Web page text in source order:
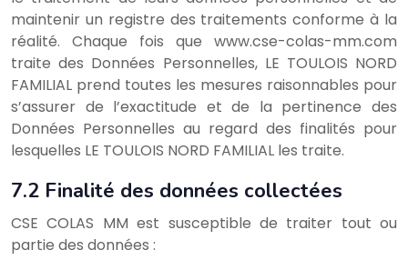
maintenir un registre des traitements conforme à la
réalité. Chaque fois que www.cse-colas-mm.com
traite des Données Personnelles, LE TOULOIS NORD
FAMILIAL prend toutes les mesures raisonnables pour
s’assurer de l’exactitude et de la pertinence des
Données Personnelles au regard des finalités pour
lesquelles LE TOULOIS NORD FAMILIAL les traite.
7.2 Finalité des données collectées
CSE COLAS MM est susceptible de traiter tout ou
partie des données :